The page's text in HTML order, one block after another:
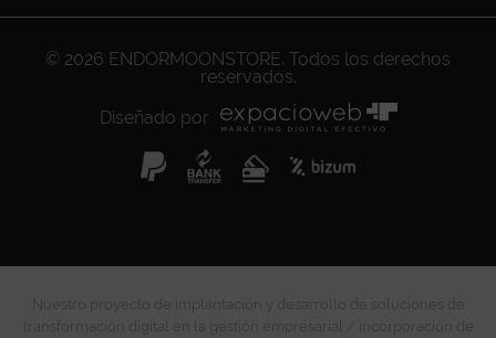
© 2026 ENDORMOONSTORE. Todos los derechos
reservados.
Diseñado por